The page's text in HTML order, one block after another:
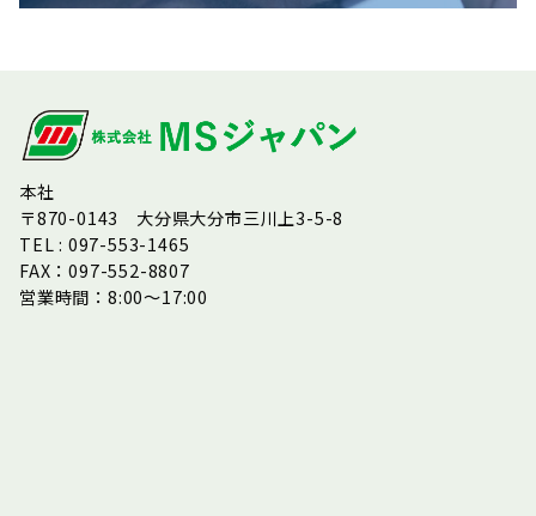
本社
〒870-0143 大分県大分市三川上3-5-8
TEL : 097-553-1465
FAX：097-552-8807
営業時間：8:00～17:00